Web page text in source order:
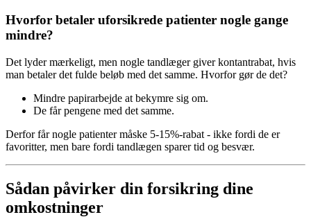
Hvorfor betaler uforsikrede patienter nogle gange
mindre?
Det lyder mærkeligt, men nogle tandlæger giver kontantrabat, hvis
man betaler det fulde beløb med det samme. Hvorfor gør de det?
Mindre papirarbejde at bekymre sig om.
De får pengene med det samme.
Derfor får nogle patienter måske 5-15%-rabat - ikke fordi de er
favoritter, men bare fordi tandlægen sparer tid og besvær.
Sådan påvirker din forsikring dine
omkostninger